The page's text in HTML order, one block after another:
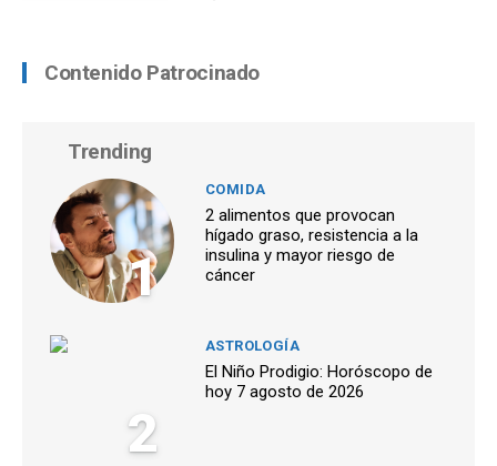
Contenido Patrocinado
Trending
1
COMIDA
2 alimentos que provocan
hígado graso, resistencia a la
insulina y mayor riesgo de
cáncer
2
ASTROLOGÍA
El Niño Prodigio: Horóscopo de
hoy 7 agosto de 2026